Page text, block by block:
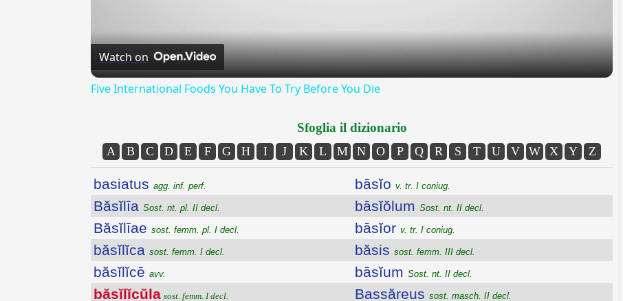
Watch on
Five International Foods You Have To Try Before You Die
Sfoglia il dizionario
A B C D E F G H I J K L M N O P Q R S T U V W X Y Z
basiatus agg. inf. perf.
Băsĭlīa Sost. nt. pl. II decl.
Băsĭlīae sost. femm. pl. I decl.
băsĭlĭca sost. femm. I decl.
băsĭlĭcē avv.
băsĭlĭcŭla sost. femm. I decl.
bāsĭo v. tr. I coniug.
bāsĭŏlum Sost. nt. II decl.
bāsĭor v. tr. I coniug.
băsis sost. femm. III decl.
bāsĭum Sost. nt. II decl.
Bassăreus sost. masch. II decl.